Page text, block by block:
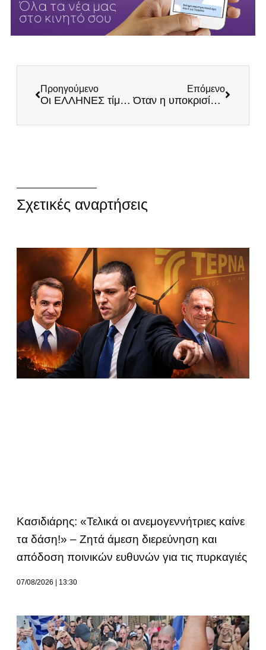
Προηγούμενο
Οι ΕΛΛΗΝΕΣ τίμησαν τον Γρηγόρη Αυξεντίου
Επόμενο
Όταν η υποκρισία περισσεύει
Σχετικές αναρτήσεις
Κασιδιάρης: «Τελικά οι ανεμογεννήτριες καίνε
τα δάση!» – Ζητά άμεση διερεύνηση και
απόδοση ποινικών ευθυνών για τις πυρκαγιές
07/08/2026 13:30